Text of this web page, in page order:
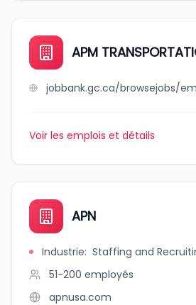
APM
Voir les emplois et détails
APN
Industrie: Staffing and
51-200 employés
apnusa.com